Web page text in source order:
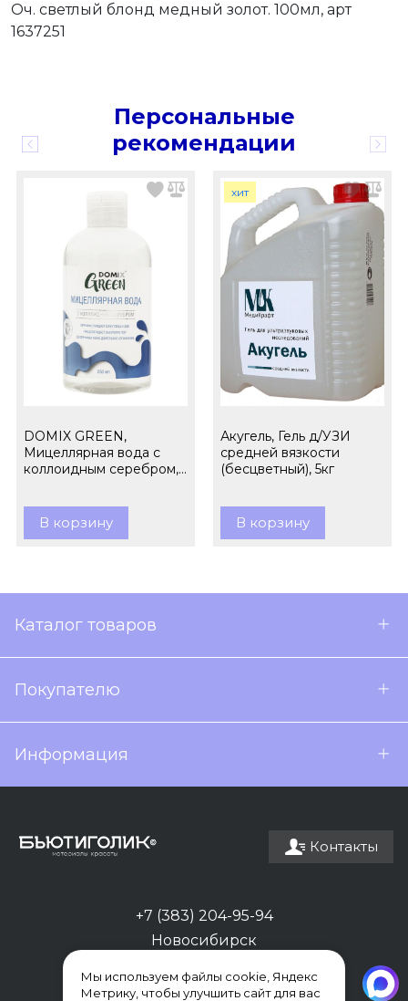
Оч. светлый блонд медный золот. 100мл, арт
1637251
Персональные
рекомендации
DOMIX GREEN,
Мицеллярная вода с
коллоидным серебром,
В корзину
хит
Акугель, Гель д/УЗИ
средней вязкости
(бесцветный), 5кг
В корзину
Каталог товаров
Покупателю
Информация
Контакты
+7 (383) 204-95-94
Новосибирск
Мы используем файлы cookie, Яндекс
Метрику, чтобы улучшить сайт для вас